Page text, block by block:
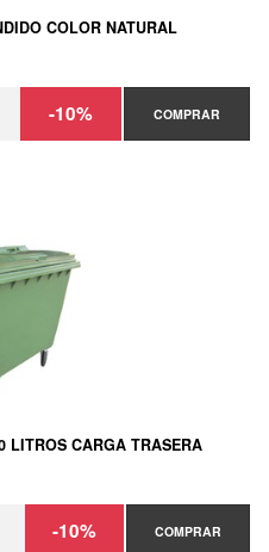
COLOR NATURAL
-10% COMPRAR
LITROS CARGA TRASERA
-10% COMPRAR